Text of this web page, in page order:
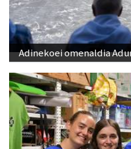
Adinekoei omenaldia